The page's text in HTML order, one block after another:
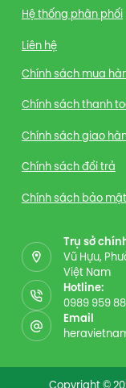
Hệ thống phân phối
Liên hệ
Chính sách mua
Chính sách thanh
Chính sách giao
Chính sách đổi trả
Chính sách bảo mật
Trụ sở
Vũ Hựu,
Việt Nam
Hotline:
0989 959
Email